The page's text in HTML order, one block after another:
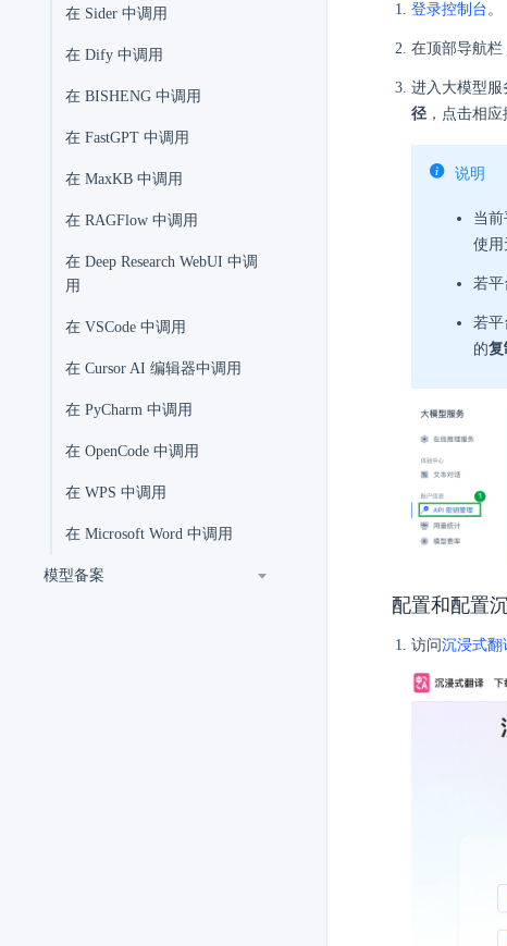
在 Sider 中调用
在 Dify 中调用
在 BISHENG 中调用
在 FastGPT 中调用
在 MaxKB 中调用
在 RAGFlow 中调用
在 Deep Research WebUI 中调
用
在 VSCode 中调用
在 Cursor AI 编辑器中调用
在 PyCharm 中调用
在 OpenCode 中调用
在 WPS 中调用
在 Microsoft Word 中调用
模型备案
登录控制台。
在顶部导航栏
进入大模型
径 ，点击相
说明
当
使用
若平
若平
的复
配置和配置
访问沉浸式翻